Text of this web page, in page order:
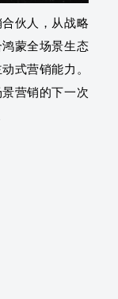
伙人，从战略
蒙全场景生态
式营销能力。
营销的下一次